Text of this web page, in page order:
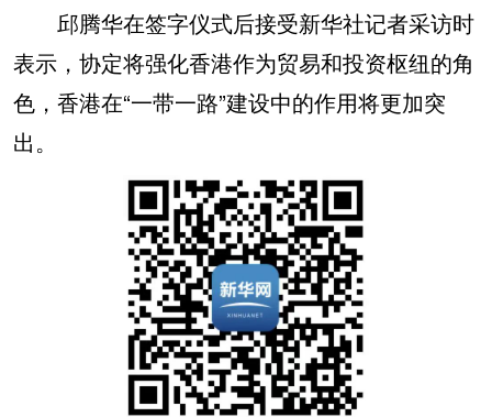
邱腾华在签字仪式后接受新华社记者采访时
表示，协定将强化香港作为贸易和投资枢纽的角
色，香港在“一带一路”建设中的作用将更加突
出。